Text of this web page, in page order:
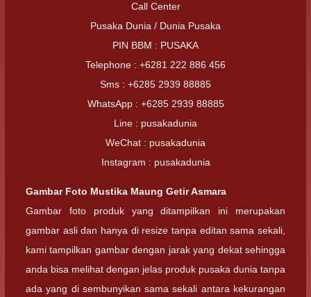
Call Center
Pusaka Dunia / Dunia Pusaka
PIN BBM : PUSAKA
Telephone : +6281 222 886 456
Sms : +6285 2939 88885
WhatsApp : +6285 2939 88885
Line : pusakadunia
WeChat : pusakadunia
Instagram : pusakadunia
Gambar Foto Mustika Maung Getir Asmara
Gambar foto produk yang ditampilkan ini merupakan
gambar asli dan hanya di resize tanpa editan sama sekali,
kami tampilkan gambar dengan jarak yang dekat sehingga
anda bisa melihat dengan jelas produk pusaka dunia tanpa
ada yang di sembunyikan sama sekali antara kekurangan